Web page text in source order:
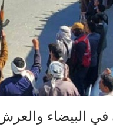
في البيضاء